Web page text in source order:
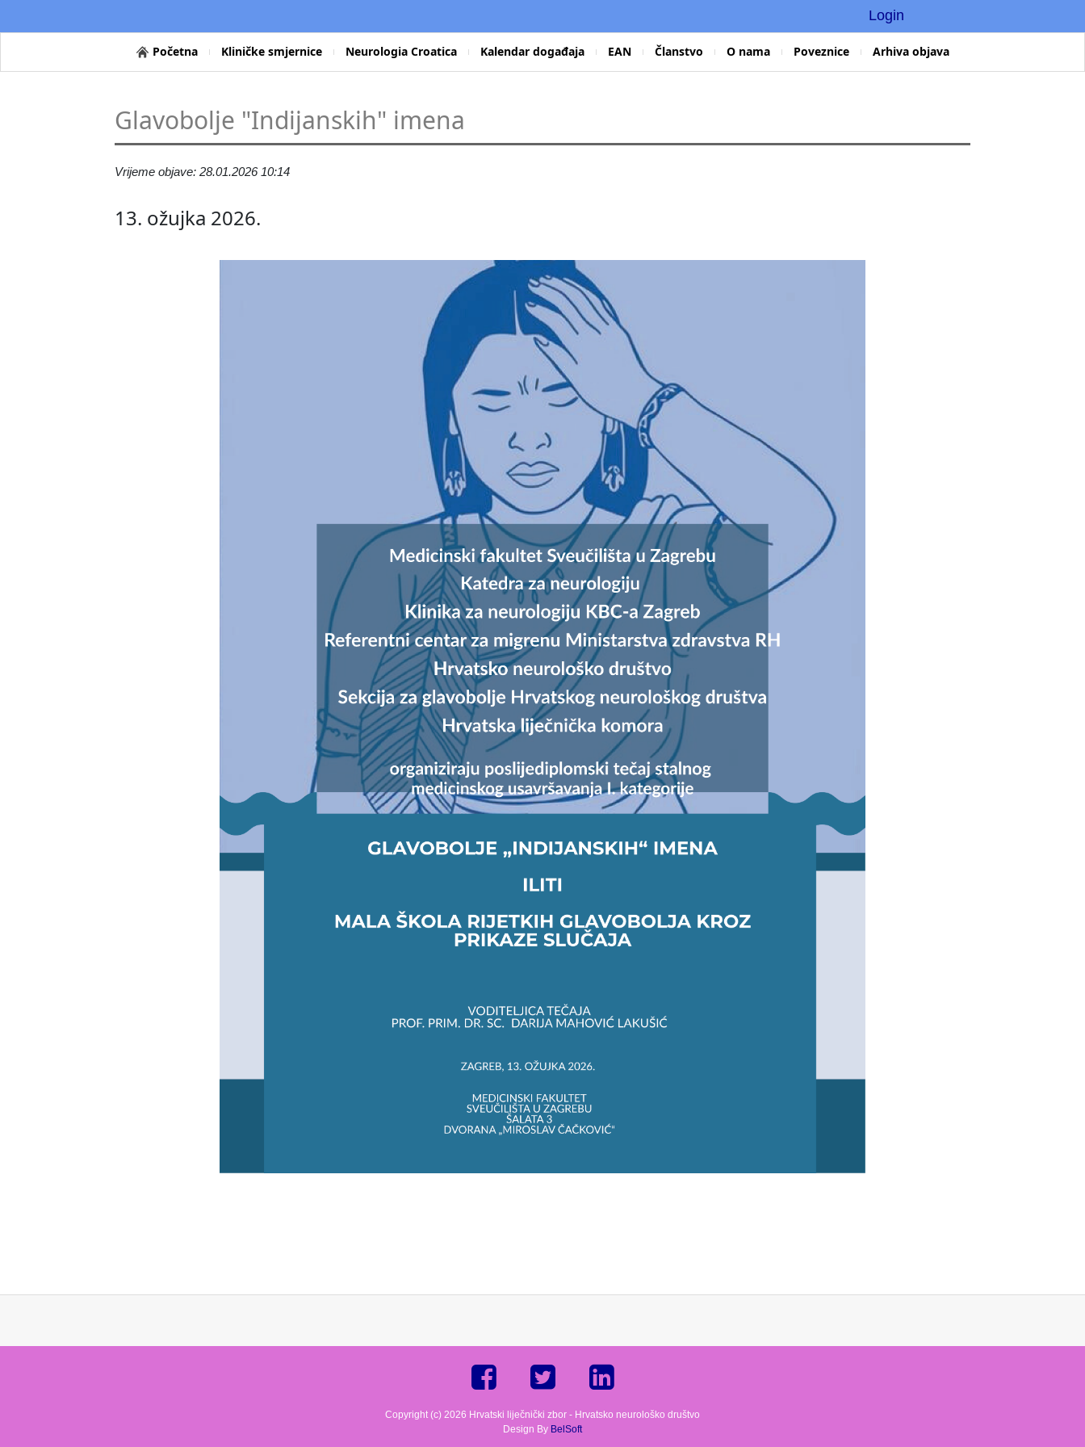
Login
Početna Kliničke smjernice Neurologia Croatica Kalendar događaja EAN Članstvo O nama Poveznice Arhiva objava
Glavobolje "Indijanskih" imena
Vrijeme objave: 28.01.2026 10:14
13. ožujka 2026.
Copyright (c) 2026 Hrvatski liječnički zbor - Hrvatsko neurološko društvo
Design By BelSoft